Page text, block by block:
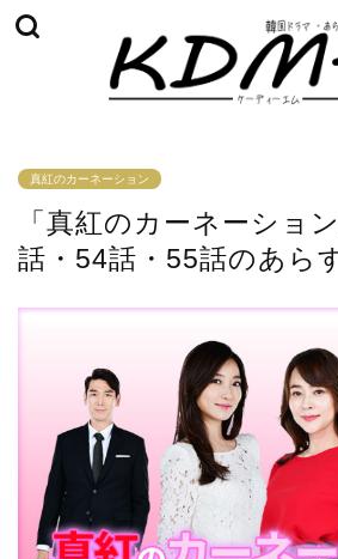
真紅のカーネーション
「真紅のカーネーショ
話・54話・55話のあら